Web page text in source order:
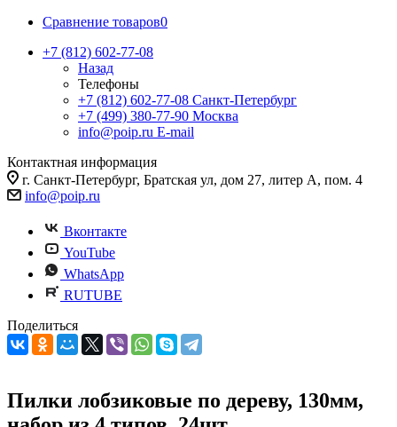
Сравнение товаров0
+7 (812) 602-77-08
Назад
Телефоны
+7 (812) 602-77-08 Санкт-Петербург
+7 (499) 380-77-90 Москва
info@poip.ru E-mail
Контактная информация
г. Санкт-Петербург, Братская ул, дом 27, литер А, пом. 4
info@poip.ru
Вконтакте
YouTube
WhatsApp
RUTUBE
Поделиться
Пилки лобзиковые по дереву, 130мм,